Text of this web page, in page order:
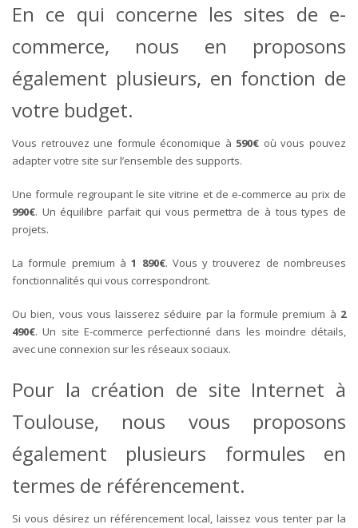
En ce qui concerne les sites de e-
commerce, nous en proposons
également plusieurs, en fonction de
votre budget.
Vous retrouvez une formule économique à 590€ où vous pouvez
adapter votre site sur l’ensemble des supports.
Une formule regroupant le site vitrine et de e-commerce au prix de
990€. Un équilibre parfait qui vous permettra de à tous types de
projets.
La formule premium à1 890€. Vous y trouverez de nombreuses
fonctionnalités qui vous correspondront.
Ou bien, vous vous laisserez séduire par la formule premium à 2
490€. Un site E-commerce perfectionné dans les moindre détails,
avec une connexion sur les réseaux sociaux.
Pour la création de site Internet à
Toulouse, nous vous proposons
également plusieurs formules en
termes de référencement.
Si vous désirez un référencement local, laissez vous tenter par la